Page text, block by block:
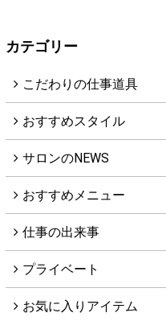
カテゴリー
こだわりの仕事道具
おすすめスタイル
サロンのNEWS
おすすめメニュー
仕事の出来事
プライベート
お気に入りアイテム